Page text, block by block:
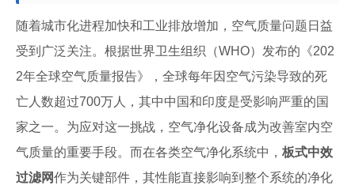
随着城市化进程加快和工业排放增加，空气质量问题日益
受到广泛关注。根据世界卫生组织（WHO）发布的《202
2年全球空气质量报告》，全球每年因空气污染导致的死
亡人数超过700万人，其中中国和印度是受影响严重的国
家之一。为应对这一挑战，空气净化设备成为改善室内空
气质量的重要手段。而在各类空气净化系统中， 板式中效
过滤网作为关键部件，其性能直接影响到整个系统的净化